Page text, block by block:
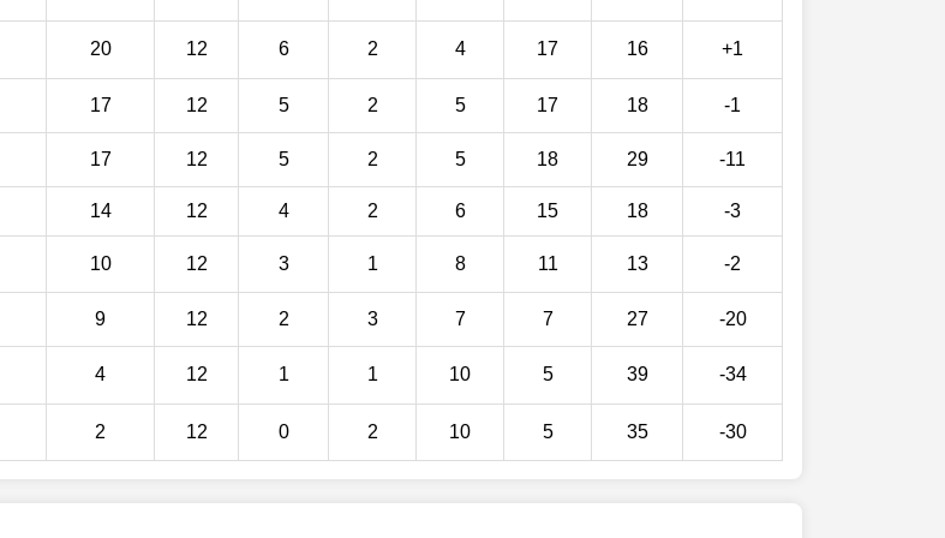
20 12 6 2 4 17 16 +1
17 12 5 2 5 17 18 -1
17 12 5 2 5 18 29 -11
14 12 4 2 6 15 18 -3
10 12 3 1 8 11 13 -2
9 12 2 3 7 7 27 -20
4 12 1 1 10 5 39 -34
2 12 0 2 10 5 35 -30